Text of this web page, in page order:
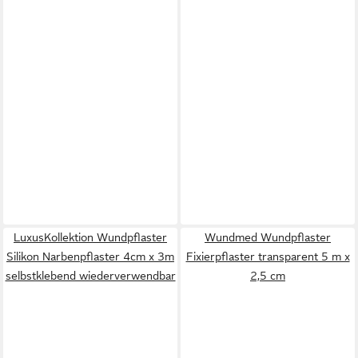
LuxusKollektion Wundpflaster
Silikon Narbenpflaster 4cm x 3m
selbstklebend wiederverwendbar
Wundmed Wundpflaster
Fixierpflaster transparent 5 m x
2,5 cm